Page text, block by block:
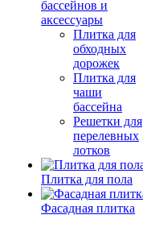
бассейнов и
аксессуары
Плитка для
обходных
дорожек
Плитка для
чаши
бассейна
Решетки для
перелевных
лотков
Плитка для пола
Фасадная плитка